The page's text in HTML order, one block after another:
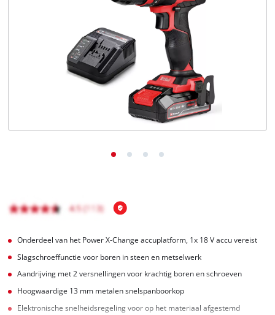
Onderdeel van het Power X-Change accuplatform, 1x 18 V accu vereist
Slagschroeffunctie voor boren in steen en metselwerk
Aandrijving met 2 versnellingen voor krachtig boren en schroeven
Hoogwaardige 13 mm metalen snelspanboorkop
Elektronische snelheidsregeling voor op het materiaal afgestemd